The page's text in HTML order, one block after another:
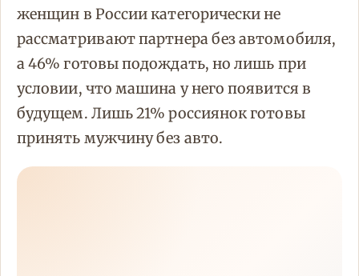
женщин в России категорически не
рассматривают партнера без автомобиля,
а 46% готовы подождать, но лишь при
условии, что машина у него появится в
будущем. Лишь 21% россиянок готовы
принять мужчину без авто.